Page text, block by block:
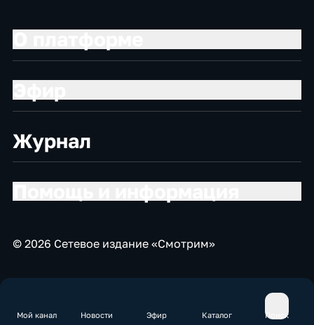
Мой канал Новости Эфир Каталог Поиск
Журнал
© 2026 Сетевое издание «Смотрим»